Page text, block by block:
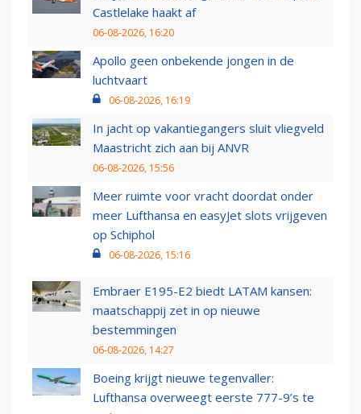
Castlelake haakt af
06-08-2026, 16:20
Apollo geen onbekende jongen in de
luchtvaart
06-08-2026, 16:19
In jacht op vakantiegangers sluit vliegveld
Maastricht zich aan bij ANVR
06-08-2026, 15:56
Meer ruimte voor vracht doordat onder
meer Lufthansa en easyJet slots vrijgeven
op Schiphol
06-08-2026, 15:16
Embraer E195-E2 biedt LATAM kansen:
maatschappij zet in op nieuwe
bestemmingen
06-08-2026, 14:27
Boeing krijgt nieuwe tegenvaller:
Lufthansa overweegt eerste 777-9’s te